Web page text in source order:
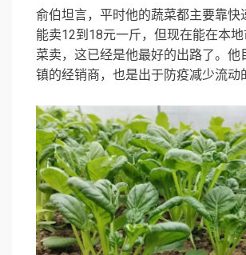
俞伯坦言，平时他的蔬菜都主要靠快
能卖12到18元一斤，但现在能在本
菜卖，这已经是他最好的出路了。他
镇的经销商，也是出于防疫减少流动